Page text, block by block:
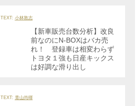
TEXT: 小林敦志
【新車販売台数分析】改良
前なのにN-BOXはバカ売
れ！ 登録車は相変わらず
トヨタ１強も日産キックス
は好調な滑り出し
TEXT: 青山尚暉